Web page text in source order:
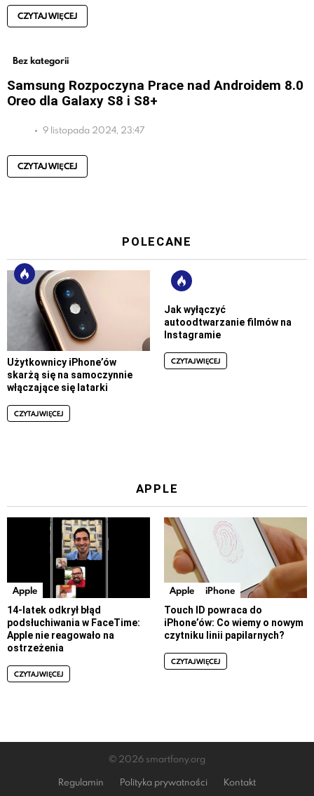
CZYTAJ WIĘCEJ
Bez kategorii
Samsung Rozpoczyna Prace nad Androidem 8.0
Oreo dla Galaxy S8 i S8+
9 listopada 2024, 23:47
CZYTAJ WIĘCEJ
POLECANE
Użytkownicy iPhone’ów
skarżą się na samoczynnie
włączające się latarki
CZYTAJ WIĘCEJ
Jak wyłączyć
autoodtwarzanie filmów na
Instagramie
CZYTAJ WIĘCEJ
APPLE
Apple
14-latek odkrył błąd
podsłuchiwania w FaceTime:
Apple nie reagowało na
ostrzeżenia
CZYTAJ WIĘCEJ
Apple iPhone
Touch ID powraca do
iPhone’ów: Co wiemy o nowym
czytniku linii papilarnych?
CZYTAJ WIĘCEJ
© 2026 smartfony.org
Regulamin
Polityka prywatności Kontakt